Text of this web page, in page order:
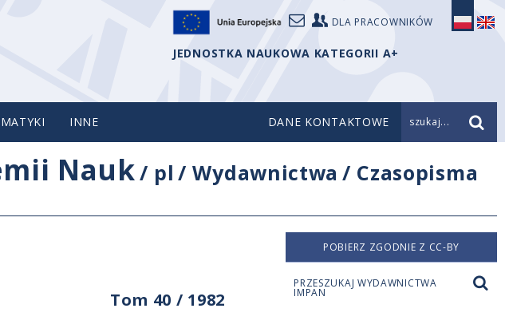
DLA PRACOWNIKÓW
JEDNOSTKA NAUKOWA KATEGORII A+
INNE DANE KONTAKTOWE szukaj...
Nauk/ pl /Wydawnictwa / Czasopisma
Tom 40 / 1982
POBIERZ ZGODNIE Z CC-BY
PRZESZUKAJ WYDAWNICTWA
IMPAN